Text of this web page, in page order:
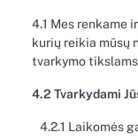
4.1 Mes renkame
kurių reikia mūsų
tvarkymo
4.2 Tvarkydami
4.2.1 Laikomės